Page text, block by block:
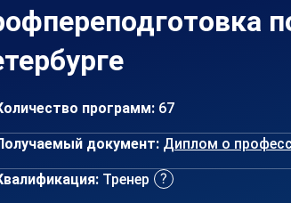
программ: 67
документ: Диплом о
Тренер